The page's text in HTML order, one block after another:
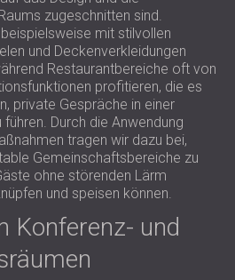
zugeschnitten sind.
mit stilvollen
und Deckenverkleidungen
Restaurantbereiche oft von
profitieren, die es
private Gespräche in einer
Durch die Anwendung
tragen wir dazu bei,
Gemeinschaftsbereiche zu
ohne störenden Lärm
und speisen können.
Konferenz- und